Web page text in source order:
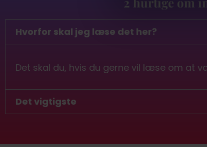
Hvorfor skal jeg læse det her?
Det skal du, hvis du gerne vil læse om at
Det vigtigste